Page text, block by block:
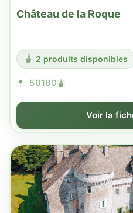
Château de la Roque
2 produits disponibles
50180
Voir la